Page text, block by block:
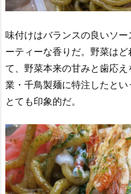
味付けはバランスの良いソ
ーティーな香りだ。野菜は
て、野菜本来の甘みと歯応
業・千鳥製麺に特注したと
とても印象的だ。